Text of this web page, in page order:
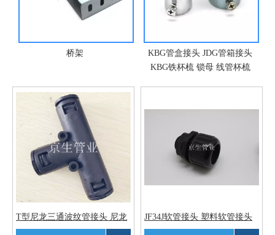
KBG管盒接头 JDG管箱接头
KBG铁杯梳 锁母 线管杯梳
T型尼龙三通波纹管接头 尼龙
T型浪管防水接头 塑料T型三
JF34J软管接头 塑料软管接头
波纹管快速接头